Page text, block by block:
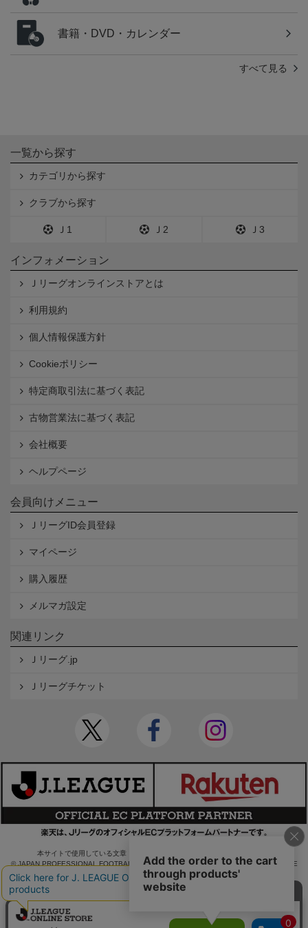
書籍・DVD・カレンダー
すべて見る
一覧から探す
カテゴリから探す
クラブから探す
Ｊ1 Ｊ2 Ｊ3
インフォメーション
Ｊリーグオンラインストアとは
利用規約
個人情報保護方針
Cookieポリシー
特定商取引法に基づく表記
古物営業法に基づく表記
会社概要
ヘルプページ
会員向けメニュー
ＪリーグID会員登録
マイページ
購入履歴
メルマガ設定
関連リンク
Ｊリーグ.jp
Ｊリーグチケット
本サイトで使用している文章・画像等の無断での複製・転載を禁止します。
© JAPAN PROFESSIONAL FOOTBALL LEAGUE Rakuten Group, Inc. ALL RIGHTS RE
SERVED.